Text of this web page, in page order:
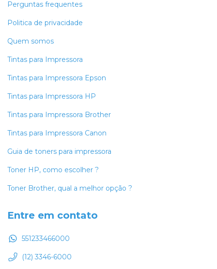
Perguntas frequentes
Politica de privacidade
Quem somos
Tintas para Impressora
Tintas para Impressora Epson
Tintas para Impressora HP
Tintas para Impressora Brother
Tintas para Impressora Canon
Guia de toners para impressora
Toner HP, como escolher ?
Toner Brother, qual a melhor opção ?
Entre em contato
551233466000
(12) 3346-6000